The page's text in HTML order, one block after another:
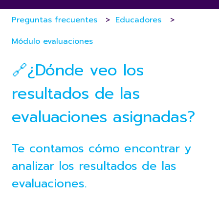
Preguntas frecuentes
Educadores
Módulo evaluaciones
🔗¿Dónde veo los
resultados de las
evaluaciones asignadas?
Te contamos cómo encontrar y
analizar los resultados de las
evaluaciones.